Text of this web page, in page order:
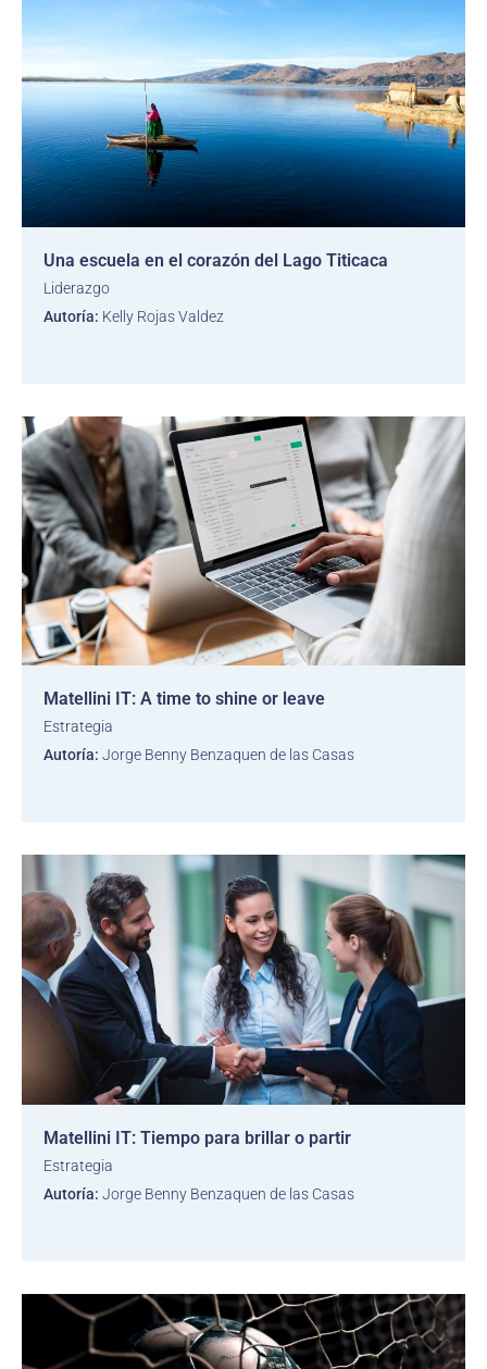
Una escuela en el corazón del Lago Titicaca
Liderazgo
Autoría: Kelly Rojas Valdez
Matellini IT: A time to shine or leave
Estrategia
Autoría: Jorge Benny Benzaquen de las Casas
Matellini IT: Tiempo para brillar o partir
Estrategia
Autoría: Jorge Benny Benzaquen de las Casas